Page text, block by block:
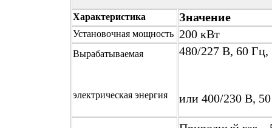
Характеристика Значение
Установочная мощность 200 кВт
Вырабатываемая
электрическая энергия
480/227 В, 60 Гц,
или 400/230 В,